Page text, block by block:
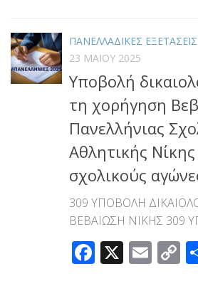
ΠΑΝΕΛΛΑΔΙΚΕΣ ΕΞΕΤΑΣΕΙΣ
23 ΜΑΪ́ΟΥ 2025
Υποβολή
τη χορήγηση
Πανελλήνιας
Αθλητικής
σχολικούς
309 ΥΠΟΒΟΛΗ
ΒΕΒΑΙΩΣΗ ΝΙΚΗΣ 309
Facebook
X